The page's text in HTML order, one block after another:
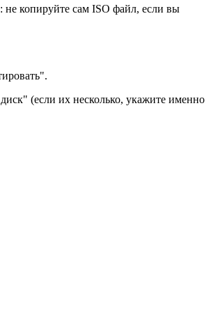
копируйте сам ISO файл, если вы
(если их несколько, укажите именно